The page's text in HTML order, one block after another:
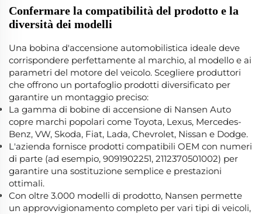
Confermare la compatibilità del prodotto e la
diversità dei modelli
Una bobina d'accensione automobilistica ideale deve
corrispondere perfettamente al marchio, al modello e ai
parametri del motore del veicolo. Scegliere produttori
che offrono un portafoglio prodotti diversificato per
garantire un montaggio preciso:
La gamma di bobine di accensione di Nansen Auto
copre marchi popolari come Toyota, Lexus, Mercedes-
Benz, VW, Skoda, Fiat, Lada, Chevrolet, Nissan e Dodge.
L'azienda fornisce prodotti compatibili OEM con numeri
di parte (ad esempio, 9091902251, 2112370501002) per
garantire una sostituzione semplice e prestazioni
ottimali.
Con oltre 3.000 modelli di prodotto, Nansen permette
un approvvigionamento completo per vari tipi di veicoli,